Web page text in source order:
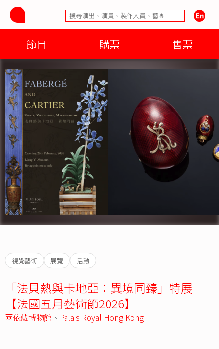
節目 購票 售票
視覺藝術 展覽 活動
「法貝熱與卡地亞：異境同臻」特展
【法國五月藝術節2026】
兩依藏博物館 、 Palais Royal Hong Kong